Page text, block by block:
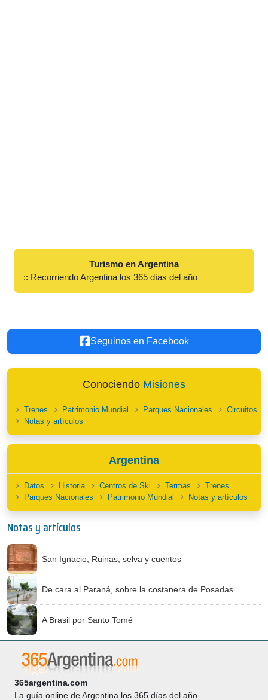
Turismo en Argentina
:: Recorriendo Argentina los 365 días del año
Seguinos en Facebook
Conociendo Misiones
Trenes Patrimonio Mundial Parques Nacionales
Circuitos
Notas y artículos
Argentina
Datos Historia Centros de Ski Termas
Trenes
Parques Nacionales
Patrimonio Mundial Notas y artículos
Notas y artículos
San Ignacio, Ruinas, selva y cuentos
De cara al Paraná, sobre la costanera de Posadas
A Brasil por Santo Tomé
365argentina.com
La guía online de Argentina los 365 días del año